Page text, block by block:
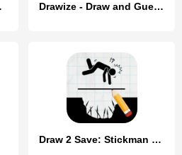
Drawize - Draw and Guess
Draw 2 Save: Stickman Puzzle